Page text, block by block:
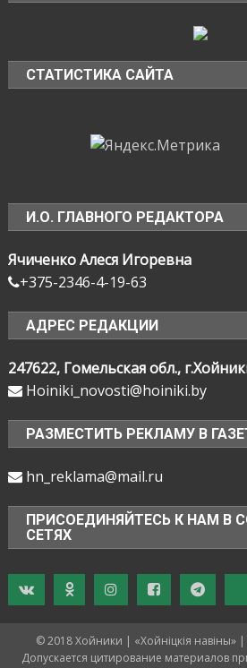
СТАТИСТИКА САЙТА
И.О. ГЛАВНОГО РЕДАКТОРА
Ячиченко Алеся Игоревна
+375-2346-4-19-63
АДРЕС РЕДАКЦИИ
247622, Гомельская обл.,
Hoiniki_novosti@hoiniki.by
РАЗМЕСТИТЬ РЕКЛАМУ В
hn_reklama@mail.ru
ПРИСОЕДИНЯЙТЕСЬ К НАМ В
СЕТЯХ
© 2018 Хойники | «Хойнiцкiя навiны»
Допускается цитирование материалов